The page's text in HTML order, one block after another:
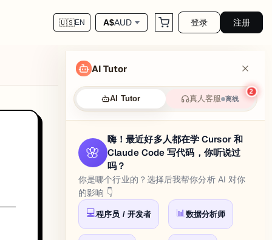
🇺🇸EN A$AUD 登录 注册
AI Tutor
AI Tutor 真人客服 离线
2
🌸
嗨！最近好多人都在学 Cursor 和
Claude Code 写代码，你听说过
吗？
你是哪个行业的？选择后我帮你分析 AI 对你
的影响 👇
💻程序员 / 开发者 📊 数据分析师